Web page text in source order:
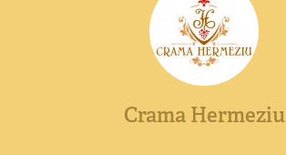
Crama Hermeziu